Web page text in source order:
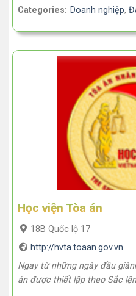
Categories: Doanh nghiệp,
Học viện Tòa án
18B Quốc lộ 17
http://hvta.toaan.gov.vn
Ngay từ những ngày đầu
án được thiết lập theo Sắc